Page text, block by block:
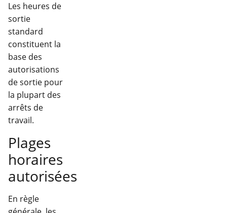
Les heures de
sortie
standard
constituent la
base des
autorisations
de sortie pour
la plupart des
arrêts de
travail.
Plages
horaires
autorisées
En règle